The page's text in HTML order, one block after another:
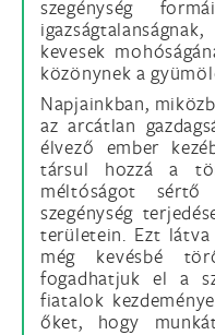
szegénység
kevesek
közönynek a
Napjainkban,
az arcátlan
élvező ember
társul hozzá a
méltóságot sértő
szegénység
területein. Ezt
még kevésbé
fogadhatjuk el a
fiatalok
őket, hogy